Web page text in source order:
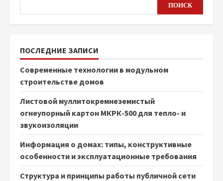
ПОИСК
ПОСЛЕДНИЕ ЗАПИСИ
Современные технологии в модульном
строительстве домов
Листовой муллитокремнеземистый
огнеупорный картон МКРК-500 для тепло- и
звукоизоляции
Информация о домах: типы, конструктивные
особенности и эксплуатационные требования
Структура и принципы работы публичной сети